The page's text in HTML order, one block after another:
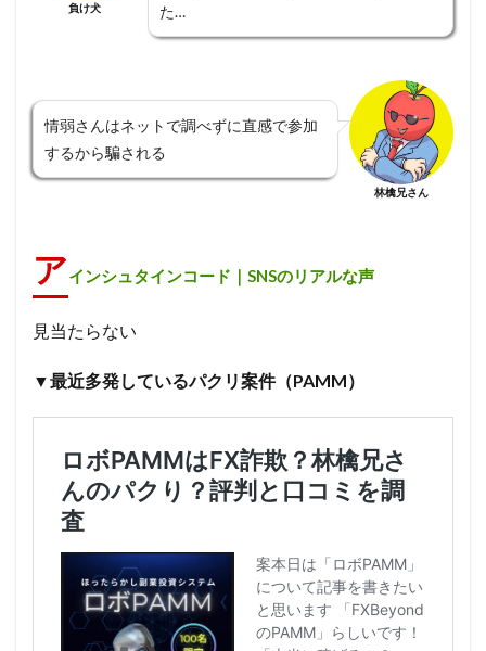
負け犬
た…
情弱さんはネットで調べずに直感で参加
するから騙される
林檎兄さん
アインシュタインコード｜SNSのリアルな声
見当たらない
▼最近多発しているパクリ案件（PAMM）